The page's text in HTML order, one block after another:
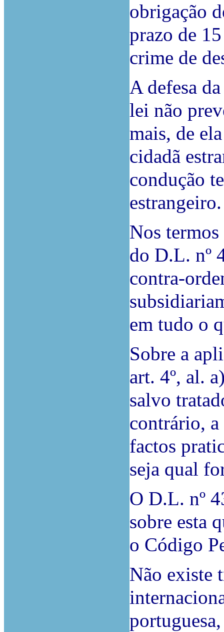
obrigação
prazo de
crime de
A defesa
lei não
mais, de
cidadã
condução
estrangeiro.
Nos
do D.L. nº
contra-
em tudo o
Sobre a
art. 4º, al.
salvo
contrário,
factos
seja qual
O D.L. nº
sobre esta
o Código
Não existe